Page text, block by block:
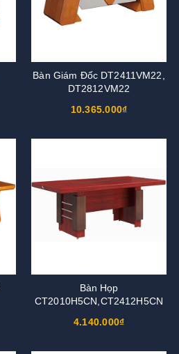
Bàn Giám Đốc DT2411VM22,
DT2812VM22
10.365.000₫
Bàn Họp
CT2010H5CN,CT2412H5CN
4.140.000₫